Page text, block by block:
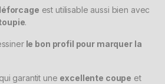
est utilisable aussi bien avec
.
le bon profil pour marquer la
garantit une excellente coupe et